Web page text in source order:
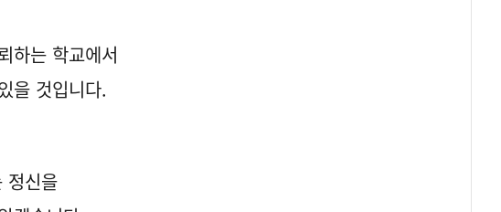
하는 학교에서
을 것입니다.
정신을